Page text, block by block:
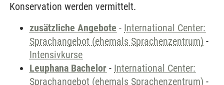
Konservation werden vermittelt.
zusätzliche Angebote - International Center:
Sprachangebot (ehemals Sprachenzentrum) -
Intensivkurse
Leuphana Bachelor - International Center:
Sprachangebot (ehemals Sprachenzentrum) -